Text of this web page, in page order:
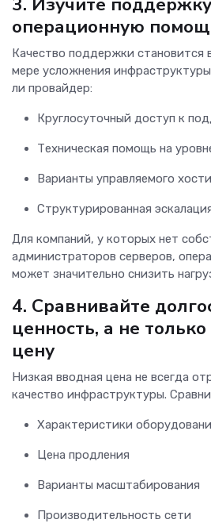
операционную
Качество поддержки становится
мере усложнения
ли провайдер:
Круглосуточный доступ к
Техническая помощь на
Варианты управляемого
Структурированная
Для компаний, у которых нет
администраторов серверов,
может значительно снизить
4. Сравнивайте
ценность, а не
цену
Низкая вводная цена не всегда
качество инфраструктуры.
Характеристики
Цена продления
Варианты масштабирования
Производительность сети